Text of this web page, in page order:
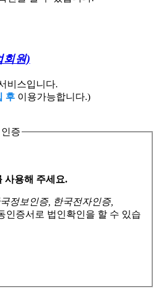
회원)
비스입니다.
후 이용가능합니다.)
증
사용해 주세요.
정보인증, 한국전자인증,
인증서로 법인확인을 할 수 있습